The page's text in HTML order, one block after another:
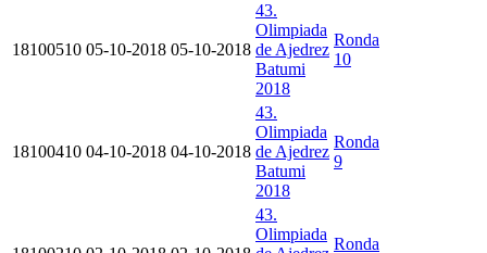
18100510 05-10-2018 05-10-2018
43.
Olimpiada
de Ajedrez
Batumi
2018
Ronda
10
18100410 04-10-2018 04-10-2018
43.
Olimpiada
de Ajedrez
Batumi
2018
Ronda
9
43.
Olimpiada
Ronda